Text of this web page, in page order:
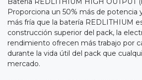
Proporciona un 50% más de potencia
más fría que la batería REDLITHIUM
construcción superior del pack, la
rendimiento ofrecen más trabajo por
durante la vida útil del pack que
mercado.